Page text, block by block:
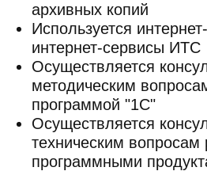
архивных копий
Используется
интернет-сервисы ИТС
Осуществляется
методическим
программой "1С"
Осуществляется
техническим вопросам
программными